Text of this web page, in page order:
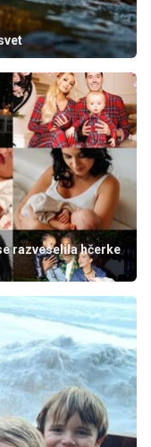
razveselila hčerke